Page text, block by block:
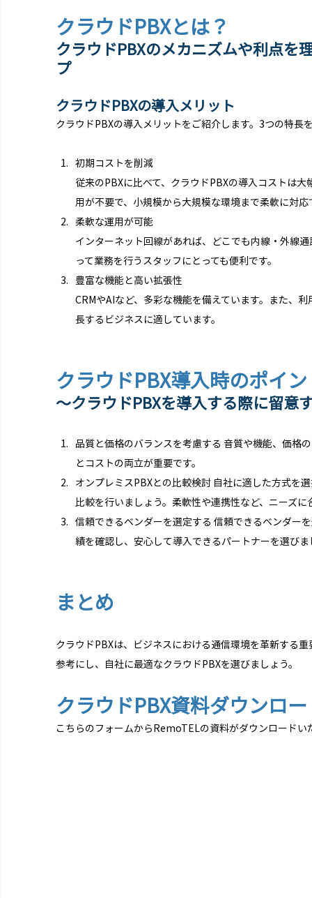
クラウドPBXとは？
クラウドPBXのメカニズムや利点を
プ
クラウドPBXの導入メリット
クラウドPBXの導入メリットをご紹介します。3つの特長
初期コストを削減
従来のPBXに比べて、クラウドPBXの導入コストは
用が不要で、小規模から大規模な環境まで柔軟に対応
柔軟な運用が可能
インターネット回線があれば、どこでも内線・外線
って業務を行うスタッフにとっても便利です。
豊富な機能と高い拡張性
CRMやAIなど、多彩な機能を備えています。また、
長するビジネスに適しています。
クラウドPBX導入時のポイ
〜クラウドPBXを導入する際に留意
品質と価格のバランスを考慮する 音質や機能、価格
とコストの両立が重要です。
オンプレミスPBXとの比較検討 自社に適した方式を
比較を行いましょう。柔軟性や連携性など、ニーズ
信頼できるベンダーを選定する 信頼できるベンダー
績を確認し、安心して導入できるパートナーを選びま
まとめ
クラウドPBXは、ビジネスにおける通信環境を革新する
参考にし、自社に最適なクラウドPBXを選びましょう。
クラウドPBX資料ダウンロ
こちらのフォームからRemoTELの資料がダウンロードい